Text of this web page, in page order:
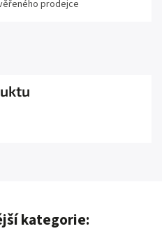
prodejce
kategorie: